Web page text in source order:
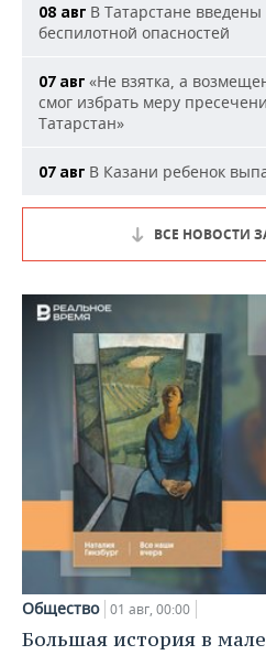
08 авг В Татарстане
беспилотной опасностей
07 авг «Не взятка, а
смог избрать меру
Татарстан»
07 авг В Казани ребенок
ВСЕ НОВОСТИ
Общество 01 авг, 00:00
Большая история в